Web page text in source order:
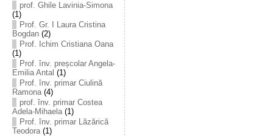
prof. Ghile Lavinia-Simona
(1)
Prof. Gr. I Laura Cristina
Bogdan(2)
Prof. Ichim Cristiana Oana
(1)
Prof. înv. preșcolar Angela-
Emilia Antal (1)
Prof. înv. primar Ciulină
Ramona(4)
prof. înv. primar Costea
Adela-Mihaela(1)
Prof. înv. primar Lăzărică
Teodora(1)